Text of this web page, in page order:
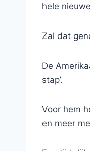
hele
Zal dat
De
stap’.
Voor hem
en meer